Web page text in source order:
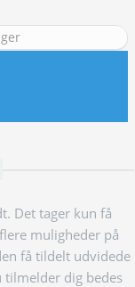
Det tager kun få
muligheder på
få tildelt udvidede
dig bedes